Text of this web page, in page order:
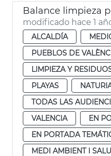
Balance limpieza
modificado hace 1
ALCALDÍA
PUEBLOS DE
LIMPIEZA Y
PLAYAS
TODAS LAS
VALENCIA
EN
EN PORTADA
MEDI AMBIENT I